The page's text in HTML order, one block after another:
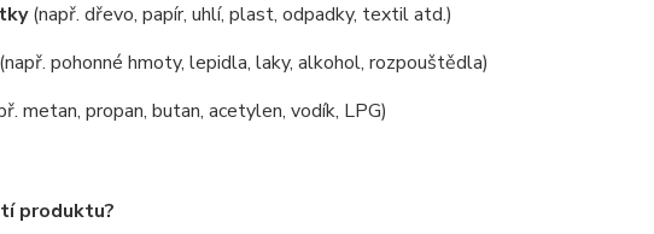
(např. dřevo, papír, uhlí, plast, odpadky, textil atd.)
pohonné hmoty, lepidla, laky, alkohol, rozpouštědla)
metan, propan, butan, acetylen, vodík, LPG)
produktu?